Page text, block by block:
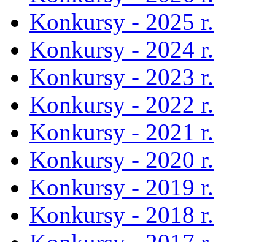
Konkursy - 2025 r.
Konkursy - 2024 r.
Konkursy - 2023 r.
Konkursy - 2022 r.
Konkursy - 2021 r.
Konkursy - 2020 r.
Konkursy - 2019 r.
Konkursy - 2018 r.